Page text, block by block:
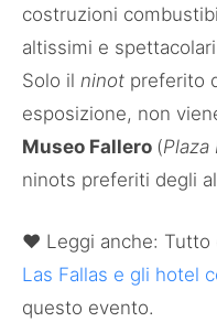
costruzioni
altissimi e
Solo il ninot preferito
esposizione, non
Museo Fallero (
ninots preferiti degli
♥ Leggi anche: Tutto
Las Fallas e gli hotel
questo evento.